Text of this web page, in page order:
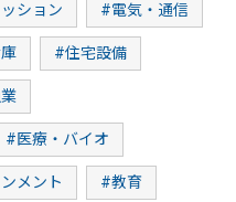
ション #電気・通信
#住宅設備
#医療・バイオ
メント #教育